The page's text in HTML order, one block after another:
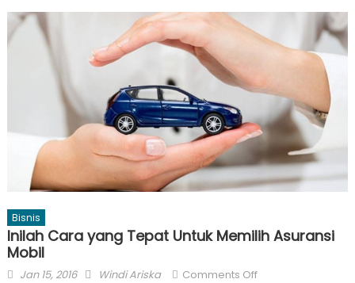
Bisnis
Inilah Cara yang Tepat Untuk Memilih Asuransi
Mobil
Posted
Jan 15, 2016 Author
Windi Ariska Comments Offon